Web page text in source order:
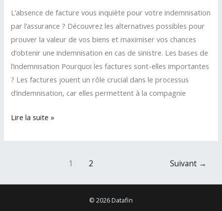
L’absence de facture vous inquiète pour votre indemnisation
par l’assurance ? Découvrez les alternatives possibles pour
prouver la valeur de vos biens et maximiser vos chances
d’obtenir une indemnisation en cas de sinistre. Les bases de
l’indemnisation Pourquoi les factures sont-elles importantes
? Les factures jouent un rôle crucial dans le processus
d’indemnisation, car elles permettent à la compagnie
Peut-
de
Lire la suite »
1 2 Suivant →
© 2026 Datafin